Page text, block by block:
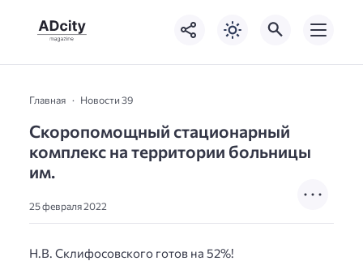
Главная Новости 39
Скоропомощный стационарный
комплекс на территории больницы
им.
25 февраля 2022
Н.В. Склифосовского готов на 52%!